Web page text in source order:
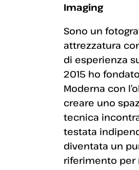
Imaging
Sono un
attrezzatura
di esperienza
2015 ho
Moderna con
creare uno
tecnica
testata
diventata un
riferimento per